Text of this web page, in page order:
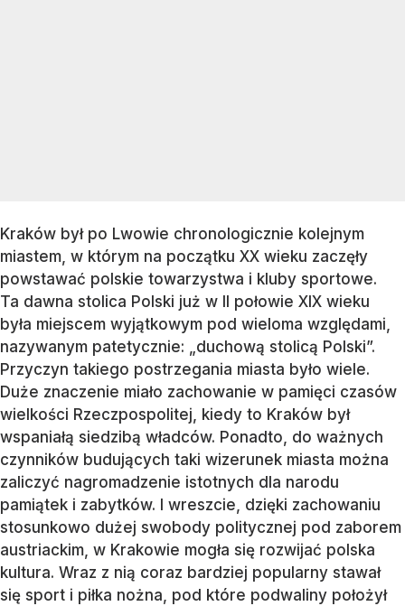
Kraków był po Lwowie chronologicznie kolejnym
miastem, w którym na początku XX wieku zaczęły
powstawać polskie towarzystwa i kluby sportowe.
Ta dawna stolica Polski już w II połowie XIX wieku
była miejscem wyjątkowym pod wieloma względami,
nazywanym patetycznie: „duchową stolicą Polski”.
Przyczyn takiego postrzegania miasta było wiele.
Duże znaczenie miało zachowanie w pamięci czasów
wielkości Rzeczpospolitej, kiedy to Kraków był
wspaniałą siedzibą władców. Ponadto, do ważnych
czynników budujących taki wizerunek miasta można
zaliczyć nagromadzenie istotnych dla narodu
pamiątek i zabytków. I wreszcie, dzięki zachowaniu
stosunkowo dużej swobody politycznej pod zaborem
austriackim, w Krakowie mogła się rozwijać polska
kultura. Wraz z nią coraz bardziej popularny stawał
się sport i piłka nożna, pod które podwaliny położył